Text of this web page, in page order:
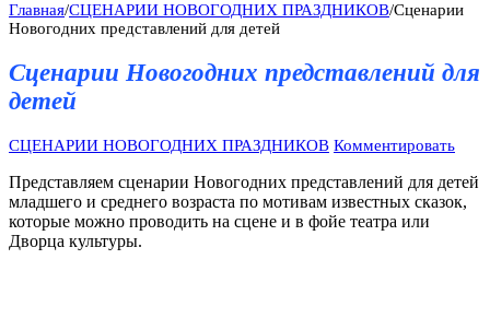
Главная/СЦЕНАРИИ НОВОГОДНИХ ПРАЗДНИКОВ/Сценарии
Новогодних представлений для детей
Сценарии Новогодних представлений для
детей
СЦЕНАРИИ НОВОГОДНИХ ПРАЗДНИКОВ Комментировать
Представляем сценарии Новогодних представлений для детей
младшего и среднего возраста по мотивам известных сказок,
которые можно проводить на сцене и в фойе театра или
Дворца культуры.